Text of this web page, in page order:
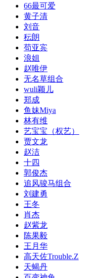
66最可爱
黄子清
刘音
秐朗
苟亚宾
浪姐
赵唯伊
无名草组合
wuli颖儿
郑成
鱼妹Miya
林有维
艺宝宝（权艺）
贾文龙
赵洁
十四
郭俊杰
追风骏马组合
刘建勇
王冬
肖杰
赵紫龙
陈果毅
王月华
高天佐Trouble.Z
天蝎丹